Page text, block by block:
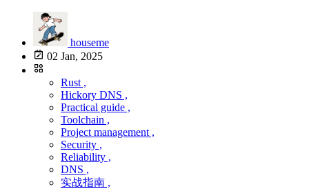
houseme
02 Jan, 2025
Rust ,
Hickory DNS ,
Practical guide ,
Toolchain ,
Project management ,
Security ,
Reliability ,
DNS ,
实战指南 ,